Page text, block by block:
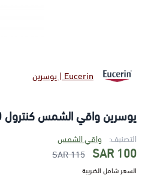
Eucerin | يوسرين
يوسرين واقي الشمس كنترول 50مل
التصنيف: واقي الشمس
100 SAR
115 SAR
السعر شامل الضريبة